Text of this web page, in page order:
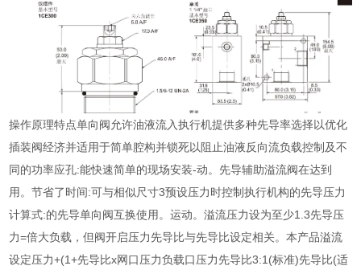
操作原理特点单向阀允许油液流入执行机提供多种先导率选择以优化
插装阀经济并适用于简单腔构并锁死以阻止油液反向流负载控制及不
同的功率应孔:能快速简单的现场安装-动。先导辅助溢流阀在达到
用。节省了时间:可与相似尺寸3预设压力时控制执行机构的先导压力
计算式:的先导单向阀互换使用。运动。溢流压力设为至少1.3先导压
力=倍大负载，但阀开启压力先导比与先导比设定相关。本产品溢流
设定压力+(1+先导比x网口压力负载口压力先导比3:1(标准)先导比(适